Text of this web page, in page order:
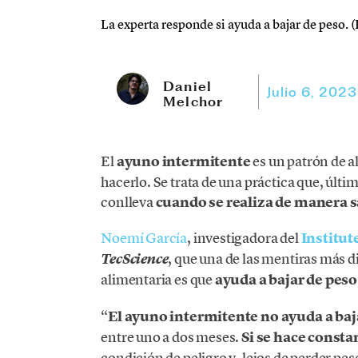
La experta responde si ayuda a bajar de
Daniel
Melchor
Julio 6, 2023
Elayuno intermitentees un patrón de
hacerlo. Se trata de una práctica que,
conllevacuando se realiza de manera
Noemí García, investigadora del
TecScience, que una de las mentiras más
alimentaria es queayuda a bajar de peso
“El ayuno intermitente no ayuda a
entre uno a dos meses.Si se hace